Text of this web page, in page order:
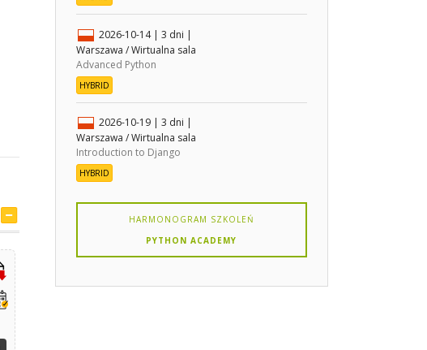
2026-10-14 | 3 dni |
Warszawa / Wirtualna sala
Advanced Python
HYBRID
2026-10-19 | 3 dni |
Warszawa / Wirtualna sala
Introduction to Django
HYBRID
HARMONOGRAM SZKOLEŃ
PYTHON ACADEMY